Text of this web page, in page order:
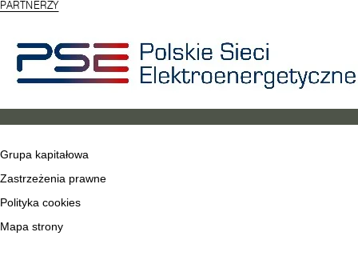
PARTNERZY
Grupa kapitałowa
Zastrzeżenia prawne
Polityka cookies
Mapa strony